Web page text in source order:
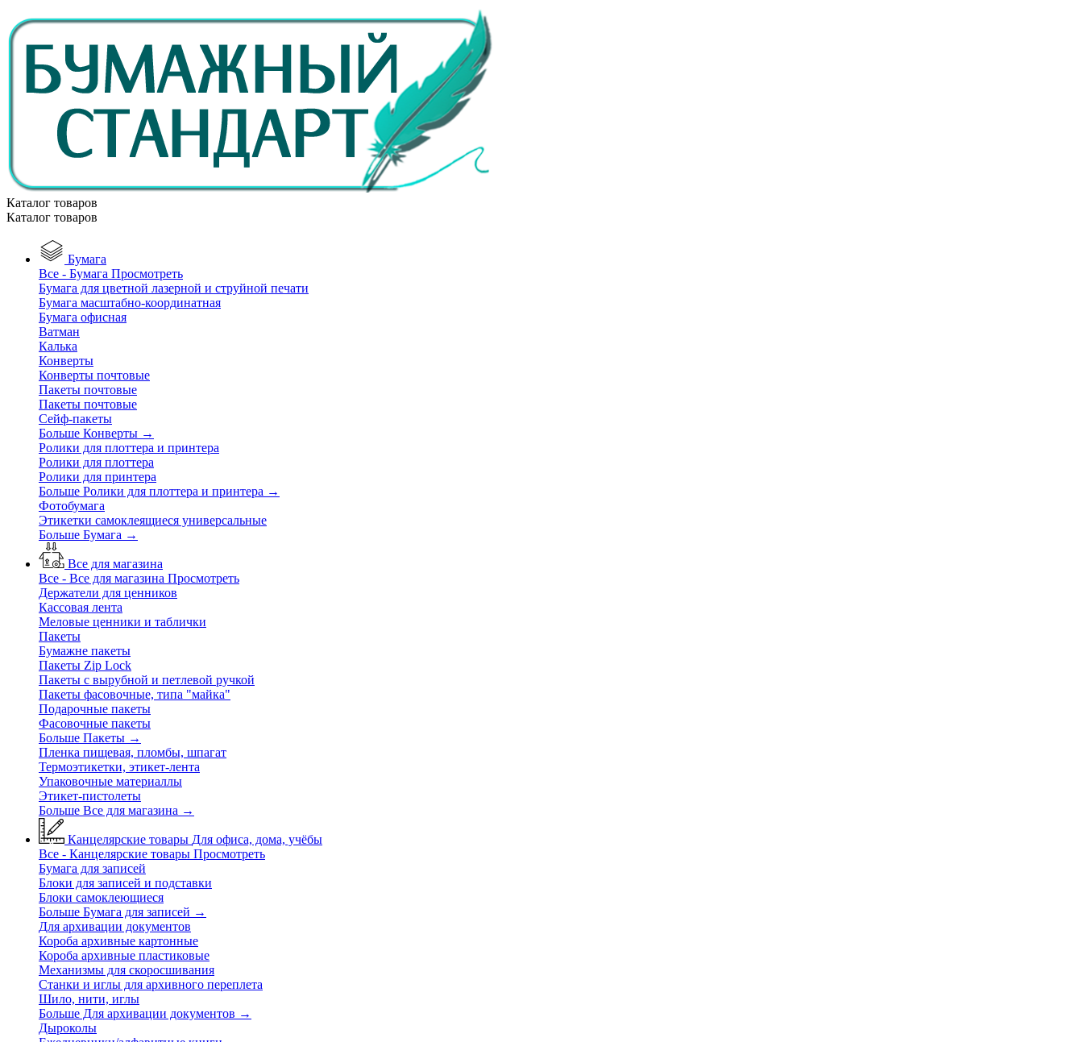
Каталог товаров
Каталог товаров
Бумага
Все - Бумага Просмотреть
Бумага для цветной лазерной и струйной печати
Бумага масштабно-координатная
Бумага офисная
Ватман
Калька
Конверты
Конверты почтовые
Пакеты почтовые
Пакеты почтовые
Сейф-пакеты
Больше Конверты →
Ролики для плоттера и принтера
Ролики для плоттера
Ролики для принтера
Больше Ролики для плоттера и принтера →
Фотобумага
Этикетки самоклеящиеся универсальные
Больше Бумага →
Все для магазина
Все - Все для магазина Просмотреть
Держатели для ценников
Кассовая лента
Меловые ценники и таблички
Пакеты
Бумажне пакеты
Пакеты Zip Lock
Пакеты с вырубной и петлевой ручкой
Пакеты фасовочные, типа "майка"
Подарочные пакеты
Фасовочные пакеты
Больше Пакеты →
Пленка пищевая, пломбы, шпагат
Термоэтикетки, этикет-лента
Упаковочные материаллы
Этикет-пистолеты
Больше Все для магазина →
Канцелярские товары Для офиса, дома, учёбы
Все - Канцелярские товары Просмотреть
Бумага для записей
Блоки для записей и подставки
Блоки самоклеющиеся
Больше Бумага для записей →
Для архивации документов
Короба архивные картонные
Короба архивные пластиковые
Механизмы для скоросшивания
Станки и иглы для архивного переплета
Шило, нити, иглы
Больше Для архивации документов →
Дыроколы